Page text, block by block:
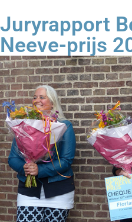
Juryrapport
Neeve-prijs